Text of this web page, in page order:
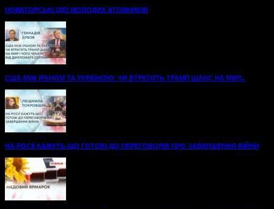
НОВАТОРСЬКІ ІДЕЇ МОЛОДИХ АТОМНИКІВ
США МІЖ ІРАНОМ ТА УКРАЇНОЮ: ЧИ ВТРАТИТЬ ТРАМП ШАНС НА МИР...
НА РОСІЇ КАЖУТЬ ЩО ГОТОВІ ДО ПЕРЕГОВОРІВ ПРО ЗАВЕРШЕННЯ ВІЙНИ